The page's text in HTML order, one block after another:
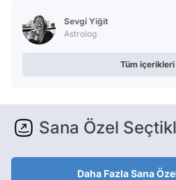
Sevgi Yiğit
Astrolog
Tüm içerikleri
Sana Özel
Daha Fazla Sana